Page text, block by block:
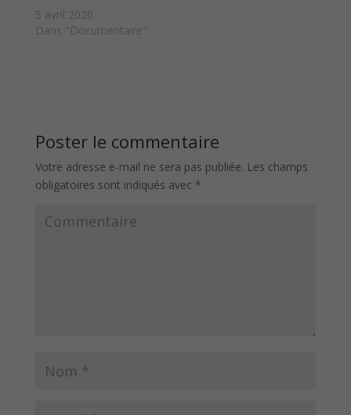
5 avril 2020
Dans "Documentaire"
Poster le commentaire
Votre adresse e-mail ne sera pas publiée. Les champs
obligatoires sont indiqués avec *